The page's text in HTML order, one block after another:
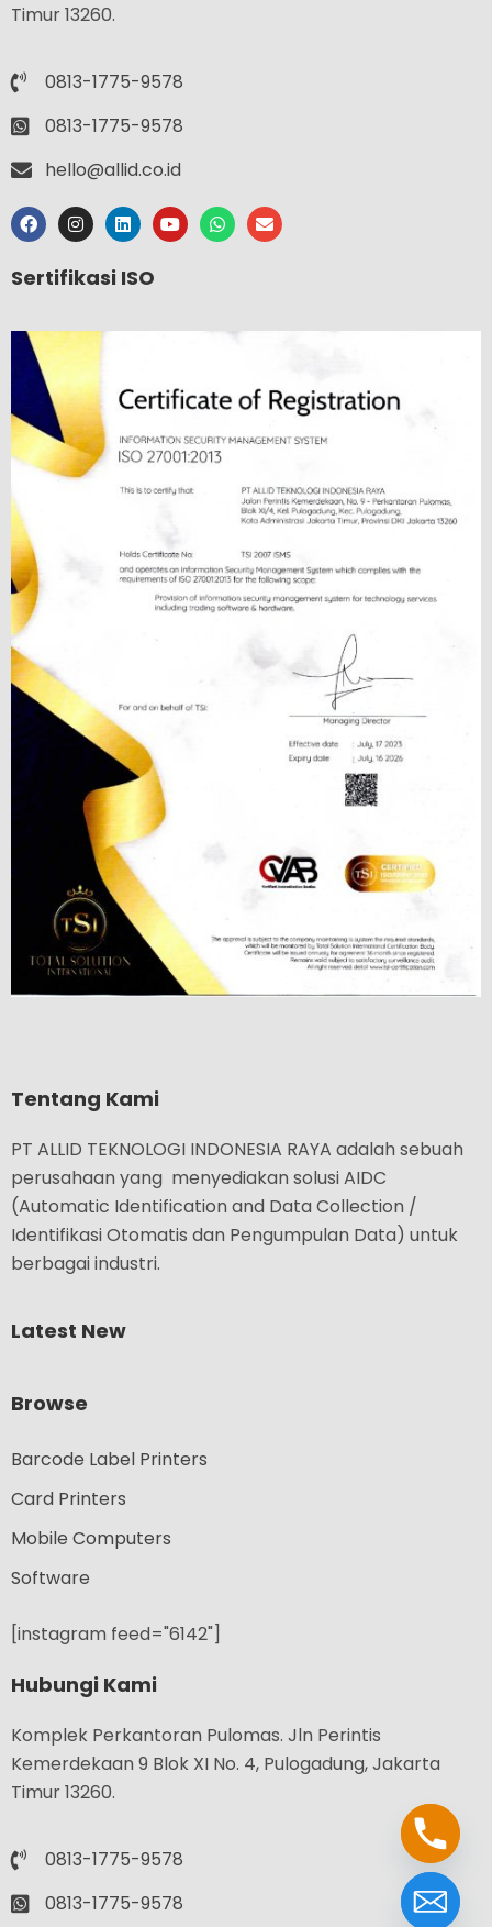
Timur 13260.
0813-1775-9578
0813-1775-9578
hello@allid.co.id
Sertifikasi ISO
Tentang Kami
PT ALLID TEKNOLOGI INDONESIA RAYA adalah sebuah
perusahaan yang menyediakan solusi AIDC
(Automatic Identification and Data Collection /
Identifikasi Otomatis dan Pengumpulan Data) untuk
berbagai industri.
Latest New
Browse
Barcode Label Printers
Card Printers
Mobile Computers
Software
[instagram feed="6142"]
Hubungi Kami
Komplek Perkantoran Pulomas. Jln Perintis
Kemerdekaan 9 Blok XI No. 4, Pulogadung, Jakarta
Timur 13260.
0813-1775-9578
0813-1775-9578